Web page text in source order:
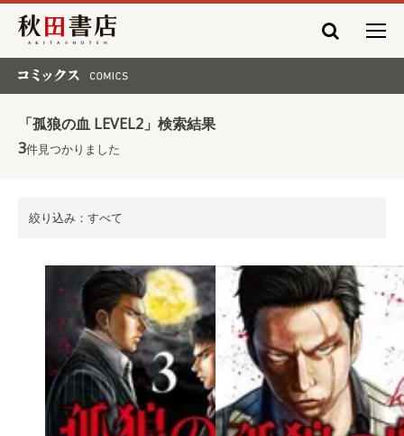
秋田書店
「孤狼の血 LEVEL2」検索結果
3件見つかりました
絞り込み：すべて